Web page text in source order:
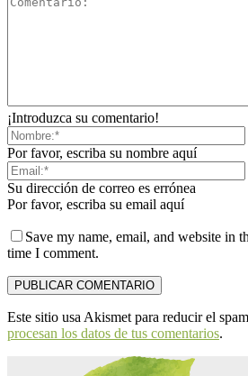
¡Introduzca su comentario!
Por favor, escriba su nombre aquí
Su dirección de correo es errónea
Por favor, escriba su email aquí
Save my name, email, and website in
time I comment.
Este sitio usa Akismet para reducir el
procesan los datos de tus comentarios.